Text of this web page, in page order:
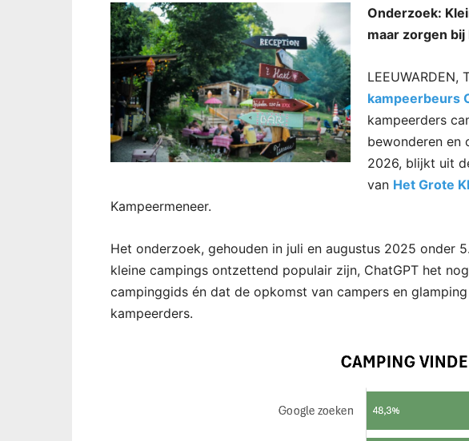
Onderzoek:
maar zorgen
kampeerbeurs
kampeerders
bewonderen en
2026, blijkt uit
van Het Grote
Kampeermeneer.
Het onderzoek, gehouden in juli en augustus 2025 onder
kleine campings ontzettend populair zijn, ChatGPT het
campinggids én dat de opkomst van campers en
kampeerders.